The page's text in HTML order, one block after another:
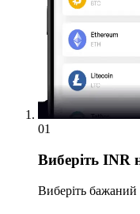
01
Виберіть INR
Виберіть бажаний